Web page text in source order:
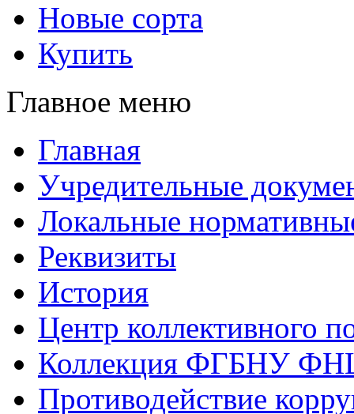
Новые сорта
Купить
Главное меню
Главная
Учредительные
Локальные
Реквизиты
История
Центр коллективного
Коллекция ФГБНУ
Противодействие